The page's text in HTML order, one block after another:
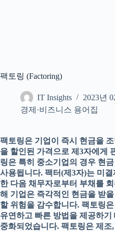
팩토링 (Factoring)
IT Insights
2023년
경제·비즈니스 용어집
팩토링은 기업이 즉시 현금을
을 할인된 가격으로 제3자에게
링은 특히 중소기업의 경우 현
사용됩니다. 팩터(제3자)는 미
한 다음 채무자로부터 부채를
해 기업은 즉각적인 현금을 받
할 위험을 감수합니다. 팩토링
유연하고 빠른 방법을 제공하
중화되었습니다. 팩토링은 제